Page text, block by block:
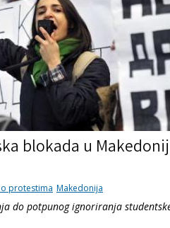
blokada u
protestima Makedonija
do potpunog ignoriranja